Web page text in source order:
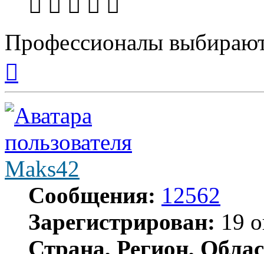
Профессионалы
началу
Maks42
Сообщения: 12562
Зарегистрирован: 19
Страна, Регион,